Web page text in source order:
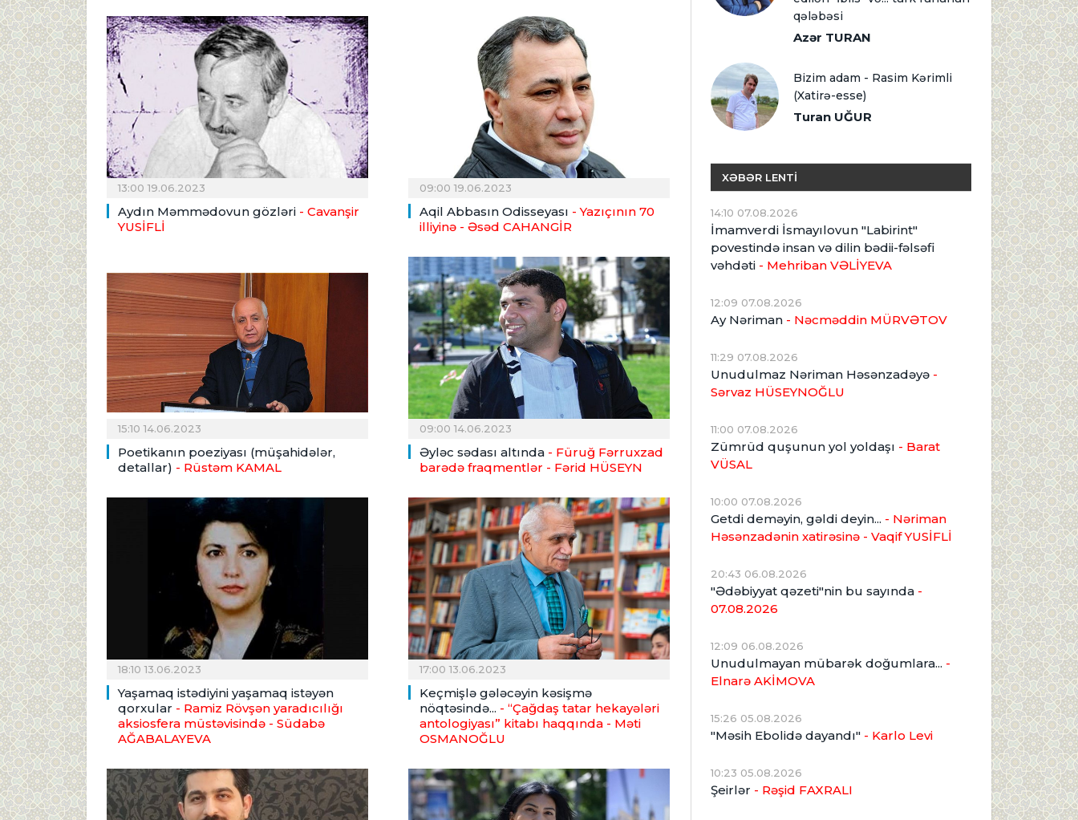
13:00 19.06.2023
Aydın Məmmədovun gözləri - Cavanşir
YUSİFLİ
09:00 19.06.2023
Aqil Abbasın Odisseyası - Yazıçının 70
illiyinə - Əsəd CAHANGİR
15:10 14.06.2023
Poetikanın poeziyası (müşahidələr,
detallar) - Rüstəm KAMAL
09:00 14.06.2023
Əyləc sədası altında - Füruğ Fərruxzad
barədə fraqmentlər - Fərid HÜSEYN
18:10 13.06.2023
Yaşamaq istədiyini yaşamaq istəyən
qorxular - Ramiz Rövşən yaradıcılığı
aksiosfera müstəvisində - Südabə
AĞABALAYEVA
17:00 13.06.2023
Keçmişlə gələcəyin kəsişmə
nöqtəsində... - “Çağdaş tatar hekayələri
antologiyası” kitabı haqqında - Məti
OSMANOĞLU
qələbəsi
Azər TURAN
Bizim adam - Rasim Kərimli
(Xatirə-esse)
Turan UĞUR
XƏBƏR LENTİ
14:10 07.08.2026
İmamverdi İsmayılovun "Labirint"
povestində insan və dilin bədii-fəlsəfi
vəhdəti - Mehriban VƏLİYEVA
12:09 07.08.2026
Ay Nəriman - Nəcməddin MÜRVƏTOV
11:29 07.08.2026
Unudulmaz Nəriman Həsənzadəyə -
Sərvaz HÜSEYNOĞLU
11:00 07.08.2026
Zümrüd quşunun yol yoldaşı - Barat
VÜSAL
10:00 07.08.2026
Getdi deməyin, gəldi deyin... - Nəriman
Həsənzadənin xatirəsinə - Vaqif YUSİFLİ
20:43 06.08.2026
"Ədəbiyyat qəzeti"nin bu sayında -
07.08.2026
12:09 06.08.2026
Unudulmayan mübarək doğumlara... -
Elnarə AKİMOVA
15:26 05.08.2026
"Məsih Ebolidə dayandı" - Karlo Levi
10:23 05.08.2026
Şeirlər - Rəşid FAXRALI